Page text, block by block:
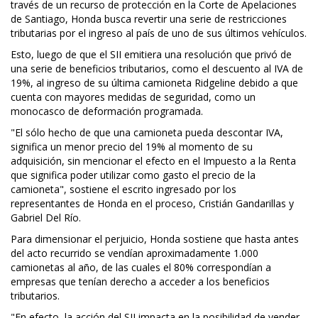
través de un recurso de protección en la Corte de Apelaciones
de Santiago, Honda busca revertir una serie de restricciones
tributarias por el ingreso al país de uno de sus últimos vehículos.
Esto, luego de que el SII emitiera una resolución que privó de
una serie de beneficios tributarios, como el descuento al IVA de
19%, al ingreso de su última camioneta Ridgeline debido a que
cuenta con mayores medidas de seguridad, como un
monocasco de deformación programada.
"El sólo hecho de que una camioneta pueda descontar IVA,
significa un menor precio del 19% al momento de su
adquisición, sin mencionar el efecto en el Impuesto a la Renta
que significa poder utilizar como gasto el precio de la
camioneta", sostiene el escrito ingresado por los
representantes de Honda en el proceso, Cristián Gandarillas y
Gabriel Del Río.
Para dimensionar el perjuicio, Honda sostiene que hasta antes
del acto recurrido se vendían aproximadamente 1.000
camionetas al año, de las cuales el 80% correspondían a
empresas que tenían derecho a acceder a los beneficios
tributarios.